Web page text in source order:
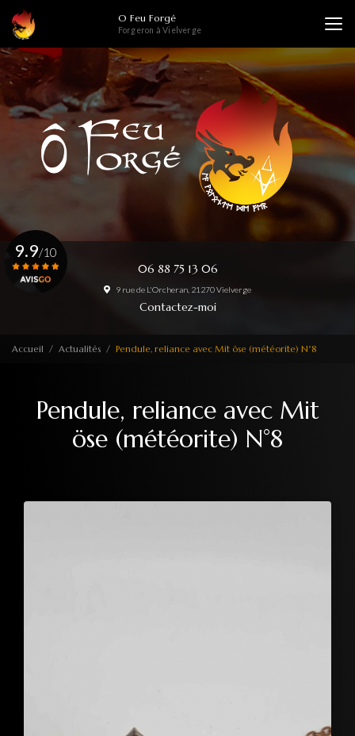
contenu
principal
O Feu Forgé
Forgeron à Vielverge
06 88 75 13 06
9 rue de L'Orcheran, 21270 Vielverge
Contactez-moi
9.9/10
Accueil Actualités Pendule, reliance avec Mit öse (météorite) N°8
Pendule, reliance avec Mit
öse (météorite) N°8